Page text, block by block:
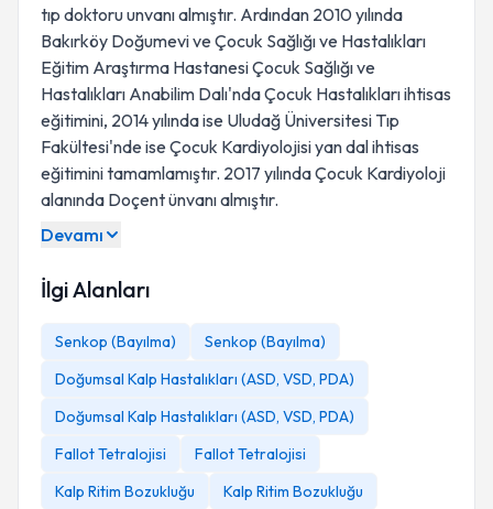
tıp doktoru unvanı almıştır. Ardından 2010 yılında
Bakırköy Doğumevi ve Çocuk Sağlığı ve Hastalıkları
Eğitim Araştırma Hastanesi Çocuk Sağlığı ve
Hastalıkları Anabilim Dalı'nda Çocuk Hastalıkları ihtisas
eğitimini, 2014 yılında ise Uludağ Üniversitesi Tıp
Fakültesi'nde ise Çocuk Kardiyolojisi yan dal ihtisas
eğitimini tamamlamıştır. 2017 yılında Çocuk Kardiyoloji
alanında Doçent ünvanı almıştır.
Devamı
İlgi Alanları
Senkop (Bayılma)
Senkop (Bayılma)
Doğumsal Kalp Hastalıkları (ASD, VSD, PDA)
Doğumsal Kalp Hastalıkları (ASD, VSD, PDA)
Fallot Tetralojisi
Fallot Tetralojisi
Kalp Ritim Bozukluğu
Kalp Ritim Bozukluğu